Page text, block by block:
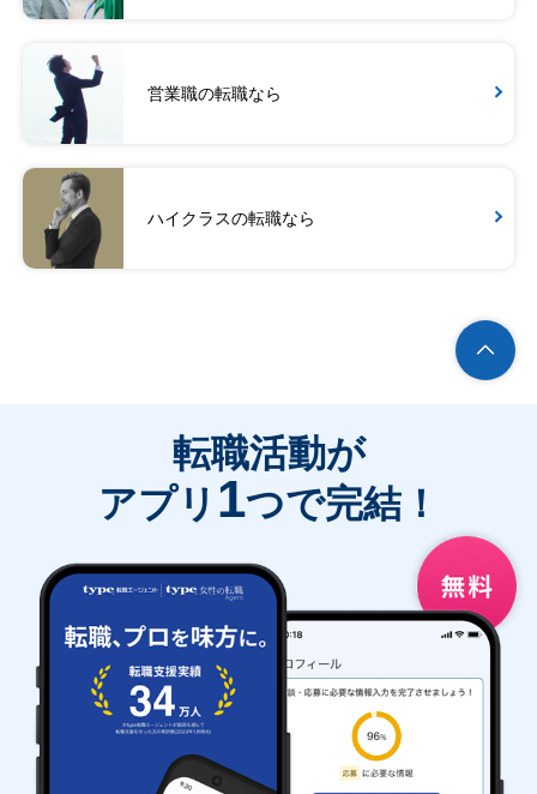
営業職の転職なら
ハイクラスの転職なら
転職活動が
アプリ 1つで完結！